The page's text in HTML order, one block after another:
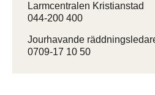
Larmcentralen Kristianstad
044-200 400
Jourhavande
0709-17 10 50